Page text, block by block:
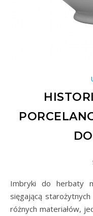
Imbryki do herbaty mają długą i fascynującą historię,
sięgającą
różnych materiałów,